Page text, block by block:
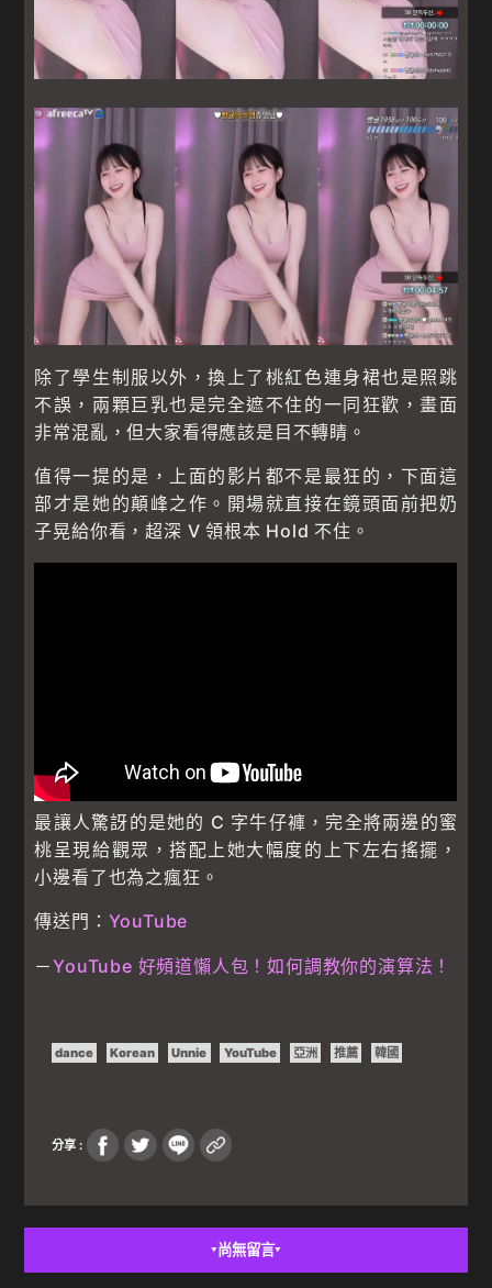
除了學生制服以外，換上了桃紅色連身裙也是照跳
不誤，兩顆巨乳也是完全遮不住的一同狂歡，畫面
非常混亂，但大家看得應該是目不轉睛。
值得一提的是，上面的影片都不是最狂的，下面這
部才是她的顛峰之作。開場就直接在鏡頭面前把奶
子晃給你看，超深 V 領根本 Hold 不住。
最讓人驚訝的是她的 C 字牛仔褲，完全將兩邊的蜜
桃呈現給觀眾，搭配上她大幅度的上下左右搖擺，
小邊看了也為之瘋狂。
傳送門： YouTube
－YouTube 好頻道懶人包！如何調教你的演算法！
dance Korean Unnie YouTube 亞洲 推薦 韓國
分享 :
▼ 尚無留言▼